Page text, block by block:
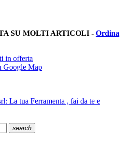
SU MOLTI ARTICOLI - Ordina
in offerta
Google Map
search